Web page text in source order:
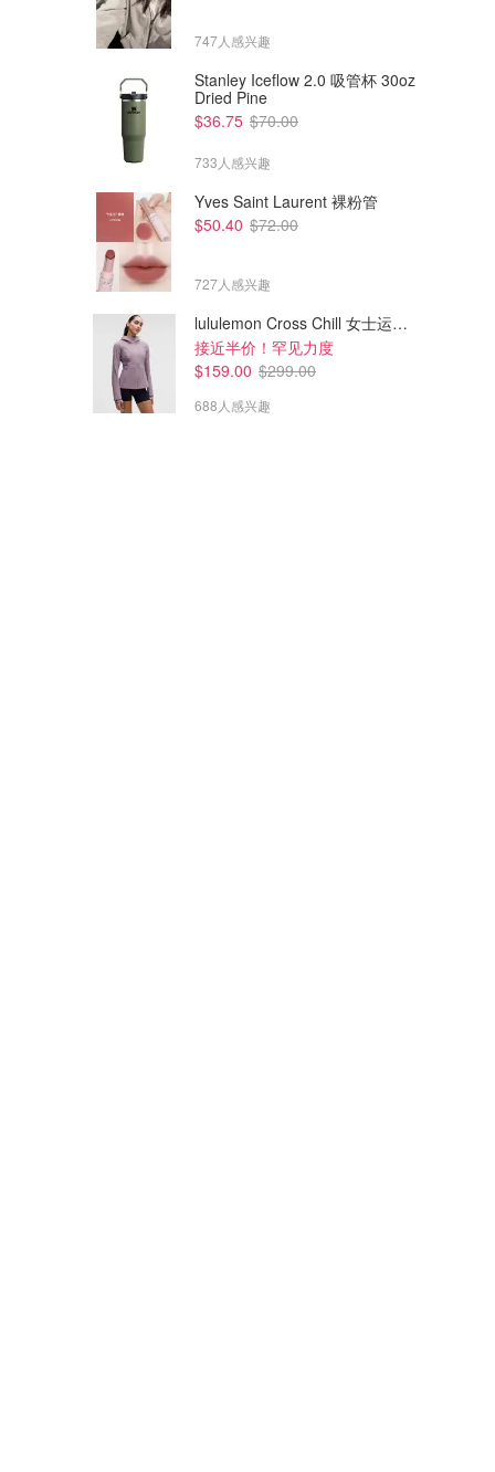
$499.00
AJE Cleo Mini 连衣裙
$74.70
连衣裙
747人感兴趣
Stanley Iceflow 2.0 吸管杯 30oz
Dried Pine
$36.75 $70.00
733人感兴趣
Yves Saint Laurent 裸粉管
$50.40 $72.00
727人感兴趣
lululemon Cross Chill 女士运动外套
接近半价！罕见力度
$159.00 $299.00
688人感兴趣